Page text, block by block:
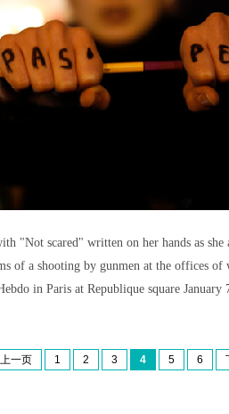
"Not scared" written on her hands as
of a shooting by gunmen at the offices of
in Paris at Republique square January
上一页 1 2 3 4 5 6